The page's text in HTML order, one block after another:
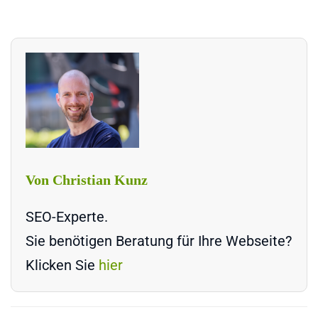
Von Christian Kunz
SEO-Experte.
Sie benötigen Beratung für Ihre Webseite?
Klicken Sie hier